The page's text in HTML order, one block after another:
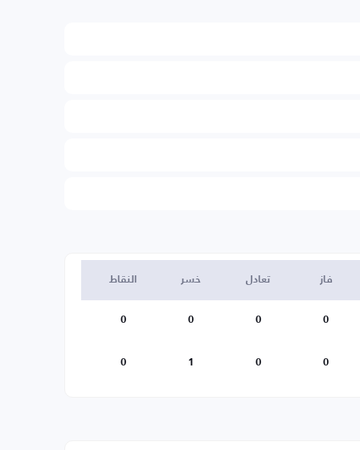
فاز تعادل خسر النقاط
0
0
0
0
0
0
1
0